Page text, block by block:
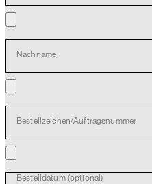
Nachname
Bestellzeichen/Auftragsnummer
Bestelldatum (optional)